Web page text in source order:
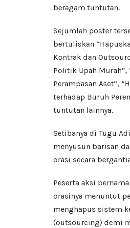
beragam tuntutan.
Sejumlah poster
bertuliskan
Kontrak dan
Politik Upah Murah”,
Perampasan Aset”,
terhadap Buruh
tuntutan lainnya.
Setibanya di Tugu
menyusun barisan
orasi secara
Peserta aksi
orasinya menuntut
menghapus sistem
(outsourcing) demi